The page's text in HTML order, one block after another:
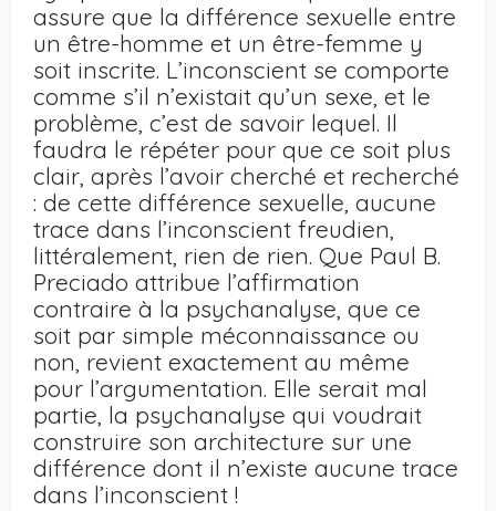
assure que la différence sexuelle entre
un être-homme et un être-femme y
soit inscrite. L’inconscient se comporte
comme s’il n’existait qu’un sexe, et le
problème, c’est de savoir lequel. Il
faudra le répéter pour que ce soit plus
clair, après l’avoir cherché et recherché
: de cette différence sexuelle, aucune
trace dans l’inconscient freudien,
littéralement, rien de rien. Que Paul B.
Preciado attribue l’affirmation
contraire à la psychanalyse, que ce
soit par simple méconnaissance ou
non, revient exactement au même
pour l’argumentation. Elle serait mal
partie, la psychanalyse qui voudrait
construire son architecture sur une
différence dont il n’existe aucune trace
dans l’inconscient !